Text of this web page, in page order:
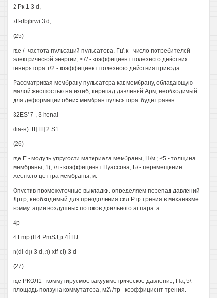
2 Рк 1-3 d,
xtf-dbjbrwi 3 d,
(25)
где /- частота пульсаций пульсатора, Гц\ к - число потребителей
электрической энергии; >7/ - коэффициент полезного действия
генератора; г\2 - коэффициент полезного действия привода.
Рассматривая мембрану пульсатора как мембрану, обладающую
малой жесткостью на изгиб, перепад давлений Арм, необходимый
для деформации обеих мембран пульсатора, будет равен:
32ES' 7-, 3 henal
dia-н) Ш] Ш] 2 S1
(26)
где Е - модуль упругости материала мембраны, Н/м ; <5 - толщина
мембраны, Л(; /л - коэффициент Пуассона; Ь/ - перемещение
жесткого центра мембраны, м.
Опустив промежуточные выкладки, определяем перепад давлений
Лртр, необходимый для преодоления сил Ртр трения в механизме
коммутации воздушных потоков доильного аппарата:
4р-
4 Fmp (II 4 P,mSJ„p 4Í HJ
n(dl-d¡) 3 d, я) xtf-dl) 3 d,
(27)
где РКОЛ1 - коммутируемое вакуумметрическое давление, Па; 5\- -
площадь ползуна коммутатора, м2\ /тр - коэффициент трения.